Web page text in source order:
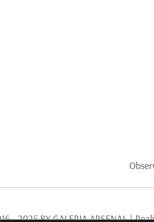
- 2025 BY GALERIA ARSENAŁ |